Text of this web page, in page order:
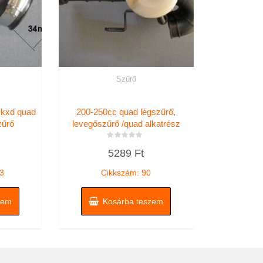
quad
Szűrő
200-250cc quad légszűrő,
levegőszűrő /quad alkatrész
0
5289 Ft
Cikkszám: 90
Kosárba teszem